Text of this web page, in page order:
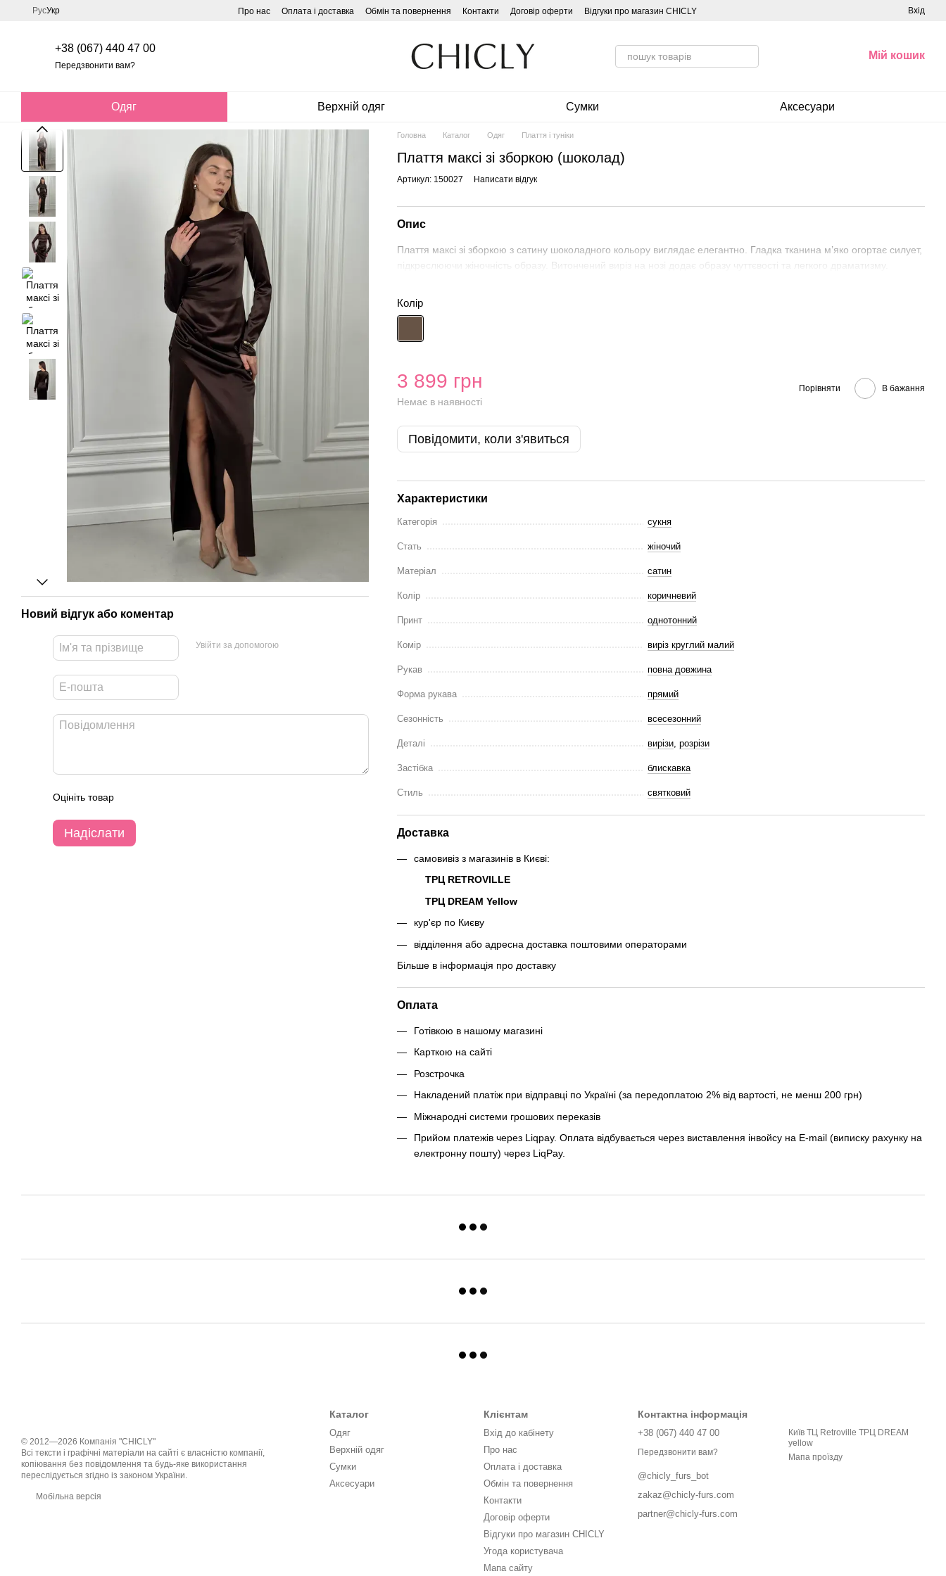
Перейти до основного контенту
РусУкр Про нас Оплата і доставка Обмін та повернення Контакти Договір оферти Відгуки про магазин CHICLY Вхід
+38 (067) 440 47 00
Передзвонити вам?
Мій кошик
Одяг Верхній одяг Сумки Аксесуари
Новий відгук або коментар
Увійти за допомогою
Оцініть товар
Надіслати
Головна Каталог Одяг Плаття і туніки
Плаття максі зі зборкою (шоколад)
Артикул: 150027 Написати відгук
Опис
Плаття максі зі зборкою з сатину шоколадного кольору виглядає елегантно. Гладка тканина м’яко огортає силует,
підкреслюючи жіночність образу. Витончений виріз на нозі додає образу чуттєвості та легкого драматизму.
Колір
3 899 грн
Немає в наявності
Порівняти В бажання
Повідомити, коли з'явиться
Характеристики
Категорія сукня
Стать жіночий
Матеріал сатин
Колір коричневий
Принт однотонний
Комір виріз круглий малий
Рукав повна довжина
Форма рукава прямий
Сезонність всесезонний
Деталі вирізи, розрізи
Застібка блискавка
Стиль святковий
Доставка
самовивіз з магазинів в Києві:
ТРЦ RETROVILLE
ТРЦ DREAM Yellow
кур'єр по Києву
відділення або адресна доставка поштовими операторами
Більше в інформація про доставку
Оплата
Готівкою в нашому магазині
Карткою на сайті
Розстрочка
Накладений платіж при відправці по Україні (за передоплатою 2% від вартості, не менш 200 грн)
Міжнародні системи грошових переказів
Прийом платежів через Liqpay. Оплата відбувається через виставлення інвойсу на E-mail (виписку рахунку на
електронну пошту) через LiqPay.
© 2012—2026 Компанія "CHICLY"
Всі тексти і графічні матеріали на сайті є власністю компанії,
копіювання без повідомлення та будь-яке використання
переслідується згідно із законом України.
Мобільна версія
Каталог
Одяг
Верхній одяг
Сумки
Аксесуари
Клієнтам
Вхід до кабінету
Про нас
Оплата і доставка
Обмін та повернення
Контакти
Договір оферти
Відгуки про магазин CHICLY
Угода користувача
Мапа сайту
Контактна інформація
+38 (067) 440 47 00
Передзвонити вам?
@chicly_furs_bot
zakaz@chicly-furs.com
partner@chicly-furs.com
Київ ТЦ Retroville ТРЦ DREAM
yellow
Мапа проїзду